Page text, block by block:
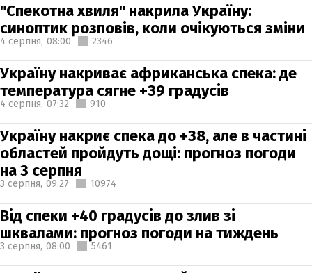
"Спекотна хвиля" накрила Україну:
синоптик розповів, коли очікуються зміни
4 серпня, 08:00 2346
Україну накриває африканська спека: де
температура сягне +39 градусів
4 серпня, 07:32 910
Україну накриє спека до +38, але в частині
областей пройдуть дощі: прогноз погоди
на 3 серпня
3 серпня, 09:27 10974
Від спеки +40 градусів до злив зі
шквалами: прогноз погоди на тиждень
3 серпня, 08:00 5461